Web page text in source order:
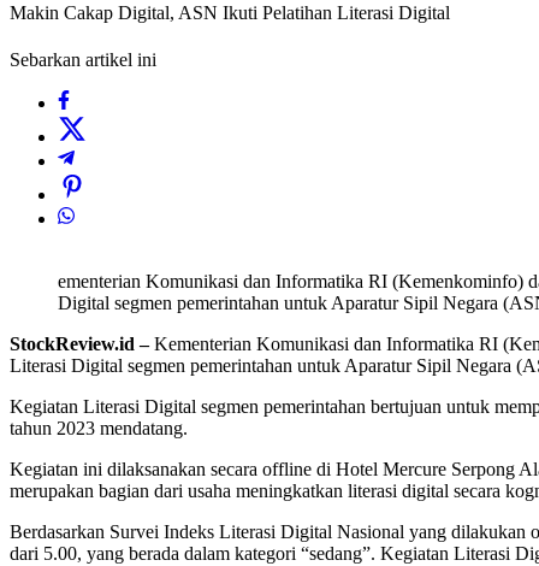
Makin Cakap Digital, ASN Ikuti Pelatihan Literasi Digital
Sebarkan artikel ini
ementerian Komunikasi dan Informatika RI (Kemenkominfo)
Digital segmen pemerintahan untuk Aparatur Sipil Negara
StockReview.id –Kementerian Komunikasi dan Informatika RI
Literasi Digital segmen pemerintahan untuk Aparatur Sipil Negara
Kegiatan Literasi Digital segmen pemerintahan bertujuan untuk
tahun 2023 mendatang.
Kegiatan ini dilaksanakan secara offline di Hotel Mercure Serpong
merupakan bagian dari usaha meningkatkan literasi digital secara
Berdasarkan Survei Indeks Literasi Digital Nasional yang dilakukan
dari 5.00, yang berada dalam kategori “sedang”. Kegiatan Literasi